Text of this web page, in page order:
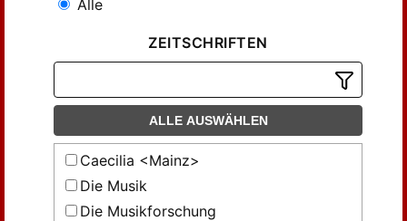
Alle
ZEITSCHRIFTEN
ALLE AUSWÄHLEN
Caecilia <Mainz>
Die Musik
Die Musikforschung